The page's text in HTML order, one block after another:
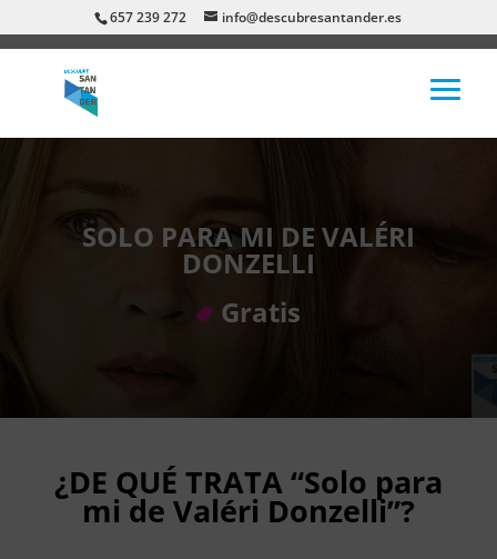
657 239 272 info@descubresantander.es
SOLO PARA MI DE VALÉRI
DONZELLI
Gratis
¿DE QUÉ TRATA “Solo para
mi de Valéri Donzelli”?